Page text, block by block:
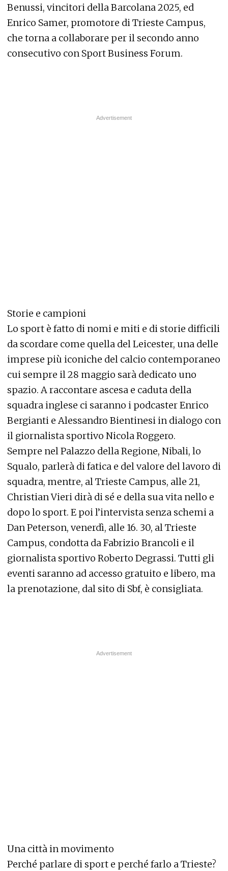
Benussi, vincitori della Barcolana 2025, ed
Enrico Samer, promotore di Trieste Campus,
che torna a collaborare per il secondo anno
consecutivo con Sport Business Forum.
Storie e campioni
Lo sport è fatto di nomi e miti e di storie difficili
da scordare come quella del Leicester, una delle
imprese più iconiche del calcio contemporaneo
cui sempre il 28 maggio sarà dedicato uno
spazio. A raccontare ascesa e caduta della
squadra inglese ci saranno i podcaster Enrico
Bergianti e Alessandro Bientinesi in dialogo con
il giornalista sportivo Nicola Roggero.
Sempre nel Palazzo della Regione, Nibali, lo
Squalo, parlerà di fatica e del valore del lavoro di
squadra, mentre, al Trieste Campus, alle 21,
Christian Vieri dirà di sé e della sua vita nello e
dopo lo sport. E poi l’intervista senza schemi a
Dan Peterson, venerdì, alle 16. 30, al Trieste
Campus, condotta da Fabrizio Brancoli e il
giornalista sportivo Roberto Degrassi. Tutti gli
eventi saranno ad accesso gratuito e libero, ma
la prenotazione, dal sito di Sbf, è consigliata.
Una città in movimento
Perché parlare di sport e perché farlo a Trieste?